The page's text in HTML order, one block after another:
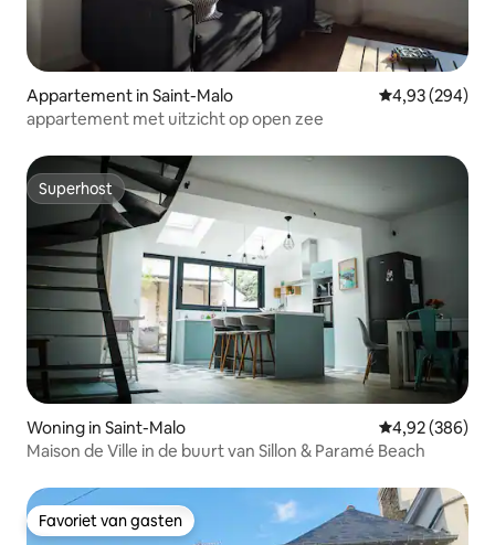
Appartement in Saint-Malo Gemiddelde
4,93 (294)
appartement met uitzicht op open zee
Superhost
Superhost
Woning in Saint-Malo Gemiddelde
4,92 (386)
Maison de Ville in de buurt van Sillon & Paramé Beach
Favoriet van gasten
Favoriet van gasten